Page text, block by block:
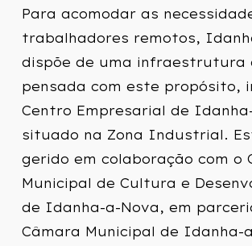
Para acomodar as
trabalhadores remotos,
dispõe de uma infraestrutura
pensada com este propósito,
Centro Empresarial de
situado na Zona Industrial.
gerido em colaboração com o
Municipal de Cultura e
de Idanha-a-Nova, em
Câmara Municipal de Idanha-